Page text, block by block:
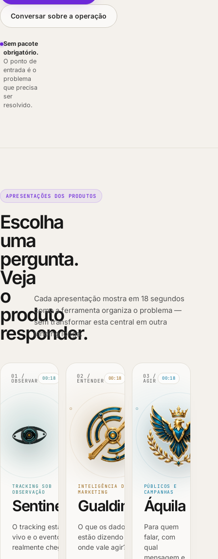
Conversar sobre a operação
Sem pacote
obrigatório.
O ponto de
entrada é o
problema
que precisa
ser
resolvido.
APRESENTAÇÕES DOS PRODUTOS
Escolha
uma
pergunta.
Veja
o
produto
responder.
Cada apresentação mostra em 18 segundos
como a ferramenta organiza o problema —
sem transformar esta central em outra
landing longa.
01 /
OBSERVAR 00:18
TRACKING SOB
OBSERVAÇÃO
Sentinela
O tracking está
vivo e o evento
realmente chegou?
02 /
ENTENDER 00:18
INTELIGÊNCIA DE
MARKETING
Gualdim
O que os dados
estão dizendo e
onde vale agir?
03 /
AGIR 00:18
PÚBLICOS E
CAMPANHAS
Áquila
Para quem
falar, com
qual
mensagem e